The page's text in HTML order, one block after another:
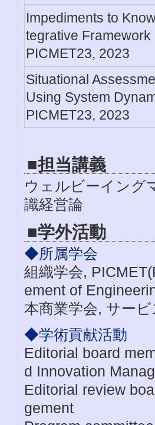
Impediments to
tegrative Framework
PICMET23, 2023
Situational
Using System
PICMET23, 2023
■担当講義
ウェルビーイング
識経営論
■学外活動
◆所属学会
組織学会,
ement of
本商業学会, サー
◆学術貢献活動
Editorial board
d Innovation
Editorial review
gement